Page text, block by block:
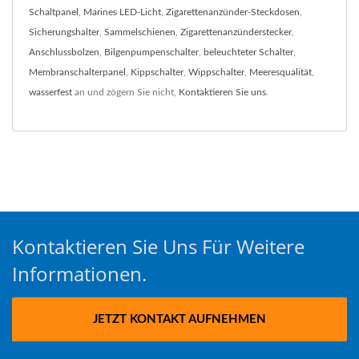
Schaltpanel Marines LED-Licht Zigarettenanzünder-Steckdosen
Sicherungshalter, Sammelschienen Zigarettenanzünderstecker,
Anschlussbolzen Bilgenpumpenschalter, beleuchteter Schalter,
Membranschalterpanel Kippschalter, Wippschalter, Meeresqualität
wasserfest an und zögern Sie nicht, Kontaktieren Sie uns
Kontaktieren Sie Uns Für Weitere
Informationen.
JETZT KONTAKT AUFNEHMEN